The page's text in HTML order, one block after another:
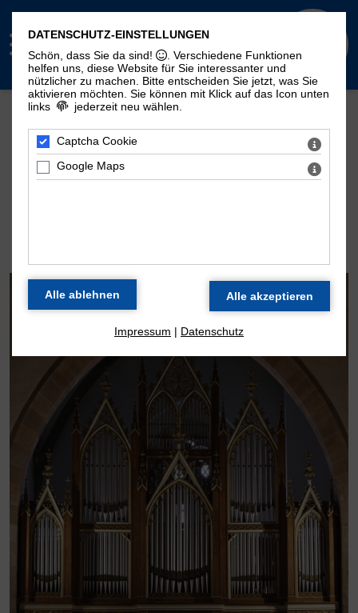
Mehr Seiten zum Thema "Moritzorgel":
Geschichte
Zeitstrahl
Disposition
Kontakt
DATENSCHUTZ-EINSTELLUNGEN
Schön, dass Sie da sind!
. Verschiedene Funktionen
helfen uns, diese Website für Sie interessanter und
nützlicher zu machen.
Bitte entscheiden Sie jetzt, was Sie
aktivieren möchten. Sie können mit Klick auf das Icon unten
links
jederzeit neu wählen.
Captcha Cookie
Google Maps
Impressum | Datenschutz